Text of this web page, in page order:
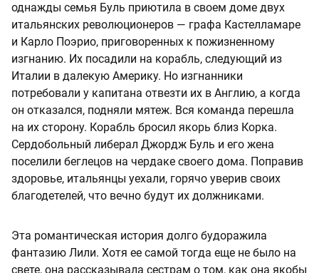
однажды семья Буль приютила в своем доме двух
итальянских революционеров — графа Кастелламаре
и Карло Поэрио, приговоренных к пожизненному
изгнанию. Их посадили на корабль, следующий из
Италии в далекую Америку. Но изгнанники
потребовали у капитана отвезти их в Англию, а когда
он отказался, подняли мятеж. Вся команда перешла
на их сторону. Корабль бросил якорь близ Корка.
Сердобольный либерал Джордж Буль и его жена
поселили беглецов на чердаке своего дома. Поправив
здоровье, итальянцы уехали, горячо уверив своих
благодетелей, что вечно будут их должниками.
Эта романтическая история долго будоражила
фантазию Лили. Хотя ее самой тогда еще не было на
свете, она рассказывала сестрам о том, как она якобы